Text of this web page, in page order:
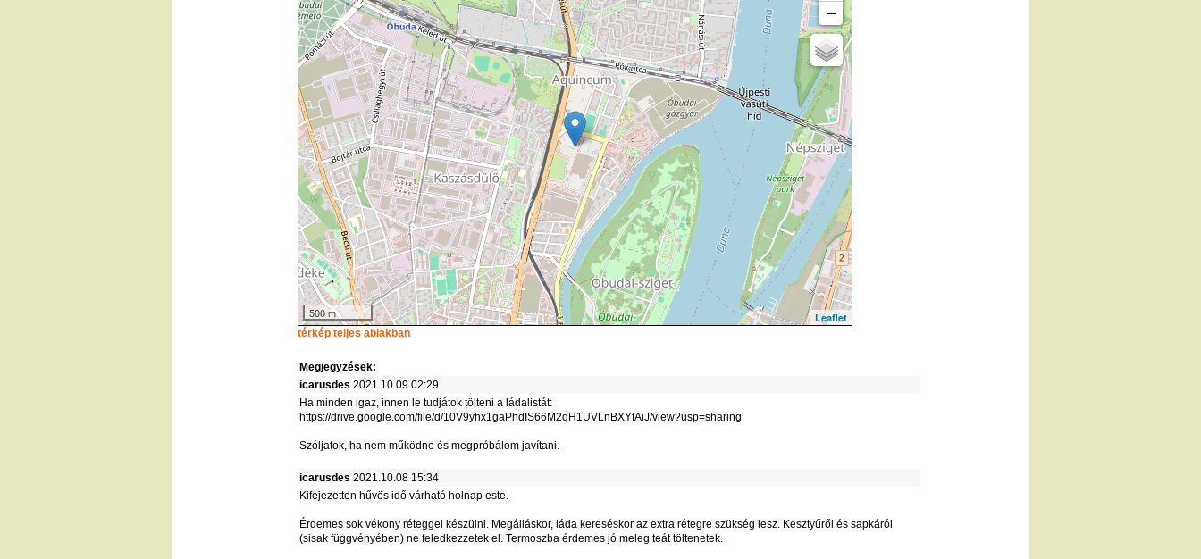
−
500 m Leaflet
térkép teljes ablakban
Megjegyzések:
icarusdes 2021.10.09 02:29
Ha minden igaz, innen le tudjátok tölteni a ládalistát:
https://drive.google.com/file/d/10V9yhx1gaPhdIS66M2qH1UVLnBXYfAiJ/view?usp=sharing
Szóljatok, ha nem működne és megpróbálom javítani.
icarusdes 2021.10.08 15:34
Kifejezetten hűvös idő várható holnap este.
Érdemes sok vékony réteggel készülni. Megálláskor, láda kereséskor az extra rétegre szükség lesz. Kesztyűről és sapkáról
(sisak függvényében) ne feledkezzetek el. Termoszba érdemes jó meleg teát töltenetek.